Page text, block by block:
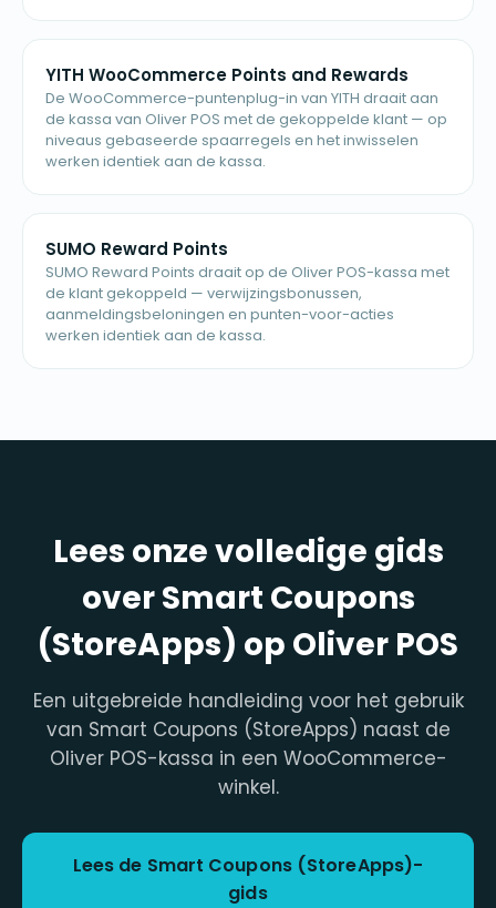
YITH WooCommerce Points and Rewards
De WooCommerce-puntenplug-in van YITH draait aan
de kassa van Oliver POS met de gekoppelde klant — op
niveaus gebaseerde spaarregels en het inwisselen
werken identiek aan de kassa.
SUMO Reward Points
SUMO Reward Points draait op de Oliver POS-kassa met
de klant gekoppeld — verwijzingsbonussen,
aanmeldingsbeloningen en punten-voor-acties
werken identiek aan de kassa.
Lees onze volledige gids
over Smart Coupons
(StoreApps) op Oliver POS
Een uitgebreide handleiding voor het gebruik
van Smart Coupons (StoreApps) naast de
Oliver POS-kassa in een WooCommerce-
winkel.
Lees de Smart Coupons (StoreApps)-
gids